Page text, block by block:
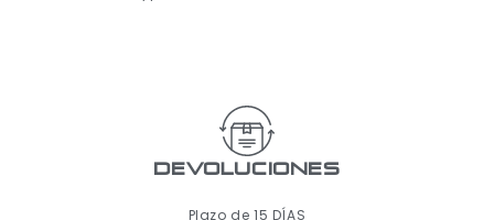
Devoluciones
Plazo de 15 DÍAS